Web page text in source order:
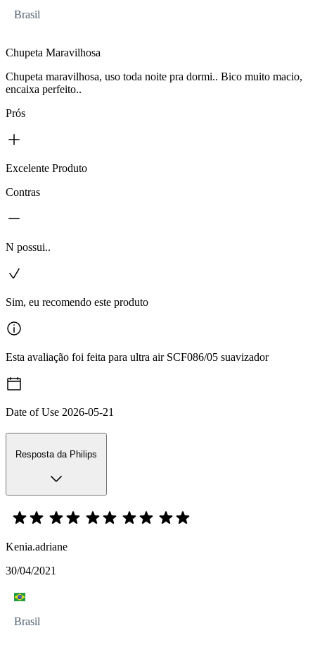
Brasil
Chupeta Maravilhosa
Chupeta maravilhosa, uso toda noite pra dormi.. Bico muito macio,
encaixa perfeito..
Prós
Excelente Produto
Contras
N possui..
Sim, eu recomendo este produto
Esta avaliação foi feita para ultra air SCF086/05 suavizador
Date of Use 2026-05-21
Resposta da Philips
Kenia.adriane
30/04/2021
Brasil